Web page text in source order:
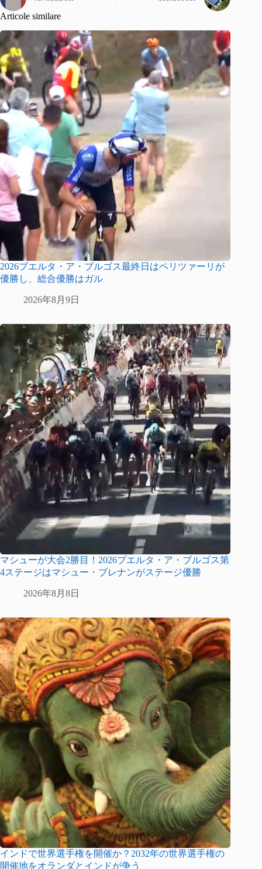
Articole similare
2026ブエルタ・ア・ブルゴス最終日はペリツァーリが
優勝し、総合優勝はガル
2026年8月9日
マシューが大会2勝目！2026ブエルタ・ア・ブルゴス第
4ステージはマシュー・ブレナンがステージ優勝
2026年8月8日
インドで世界選手権を開催か？2032年の世界選手権の
開催地をオランダとインドが争う